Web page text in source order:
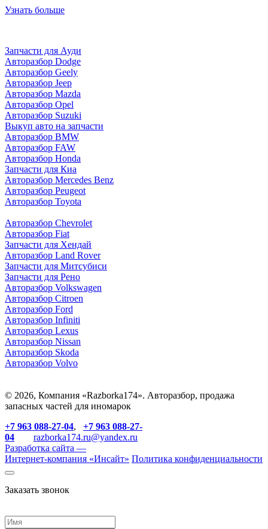
Узнать больше
Запчасти для Ауди
Авторазбор Dodge
Авторазбор Geely
Авторазбор Jeep
Авторазбор Mazda
Авторазбор Opel
Авторазбор Suzuki
Выкуп авто на запчасти
Авторазбор BMW
Авторазбор FAW
Авторазбор Honda
Запчасти для Киа
Авторазбор Mercedes Benz
Авторазбор Peugeot
Авторазбор Toyota
Авторазбор Chevrolet
Авторазбор Fiat
Запчасти для Хендай
Авторазбор Land Rover
Запчасти для Митсубиси
Запчасти для Рено
Авторазбор Volkswagen
Авторазбор Citroen
Авторазбор Ford
Авторазбор Infiniti
Авторазбор Lexus
Авторазбор Nissan
Авторазбор Skoda
Авторазбор Volvo
© 2026, Компания «Razborka174». Авторазбор, продажа
запасных частей для иномарок
+7 963 088-27-04, +7 963 088-27-
04
razborka174.ru@yandex.ru
Разработка сайта —
Интернет-компания «Инсайт» Политика конфиденциальности
Заказать звонок